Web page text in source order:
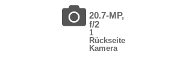
20.7-MP,
f/2
1
Rückseite
Kamera